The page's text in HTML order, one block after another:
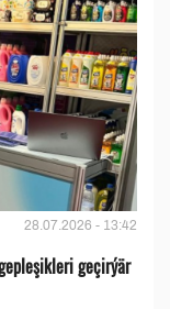
28.07.2026 - 13:42
geçirýär